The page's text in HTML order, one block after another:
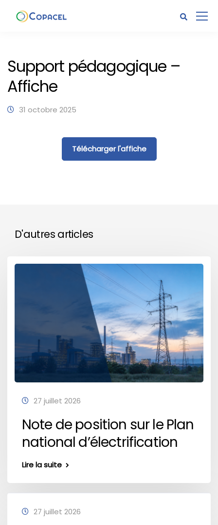
Support pédagogique –
Affiche
31 octobre 2025
Télécharger l'affiche
D'autres articles
27 juillet 2026
Note de position sur le Plan
national d’électrification
Lire la suite
27 juillet 2026